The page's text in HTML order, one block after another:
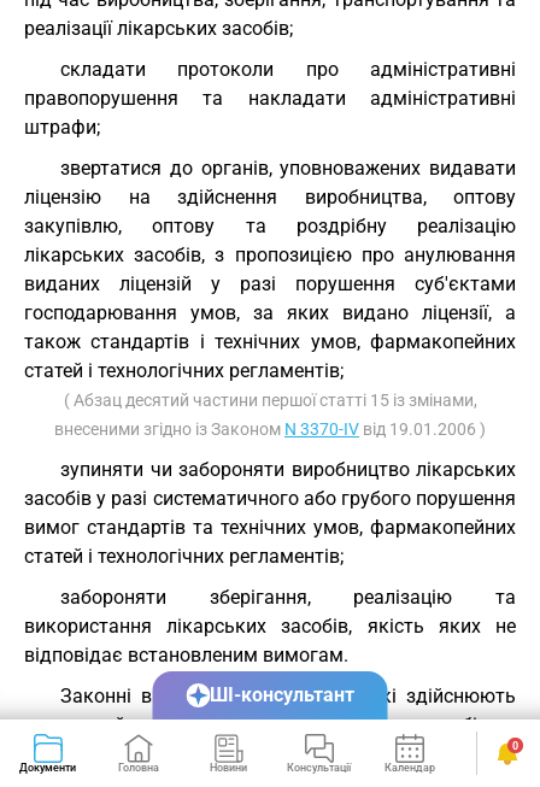
реалізації лікарських засобів;
складати протоколи про адміністративні
правопорушення та накладати адміністративні
штрафи;
звертатися до органів, уповноважених видавати
ліцензію на здійснення виробництва, оптову
закупівлю, оптову та роздрібну реалізацію
лікарських засобів, з пропозицією про анулювання
виданих ліцензій у разі порушення суб'єктами
господарювання умов, за яких видано ліцензії, а
також стандартів і технічних умов, фармакопейних
статей і технологічних регламентів;
( Абзац десятий частини першої статті 15 із змінами,
внесеними згідно із Законом N 3370-IV від 19.01.2006 )
зупиняти чи забороняти виробництво лікарських
засобів у разі систематичного або грубого порушення
вимог стандартів та технічних умов, фармакопейних
статей і технологічних регламентів;
забороняти зберігання, реалізацію та
використання лікарських засобів, якість яких не
відповідає встановленим вимогам.
Законні вимоги посадових осіб, які здійснюють
державний контроль якості лікарських засобів, є
обов'язковими для виконання.
Документи Головна Новини Консультації Календар Сервіси
0
ШІ-консультант